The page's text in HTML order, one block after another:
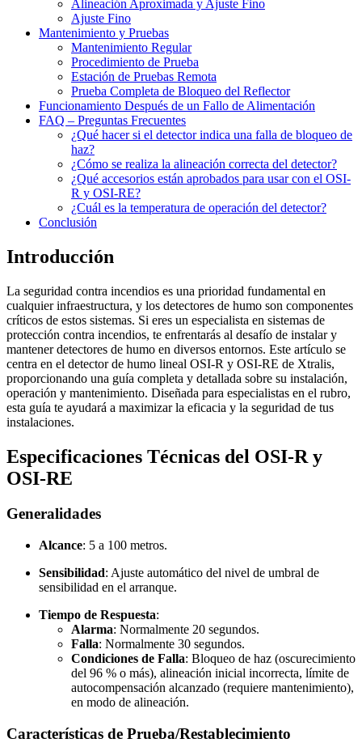
Alineación Aproximada y Ajuste Fino
Ajuste Fino
Mantenimiento y Pruebas
Mantenimiento Regular
Procedimiento de Prueba
Estación de Pruebas Remota
Prueba Completa de Bloqueo del Reflector
Funcionamiento Después de un Fallo de Alimentación
FAQ – Preguntas Frecuentes
¿Qué hacer si el detector indica una falla de bloqueo de
haz?
¿Cómo se realiza la alineación correcta del detector?
¿Qué accesorios están aprobados para usar con el OSI-
R y OSI-RE?
¿Cuál es la temperatura de operación del detector?
Conclusión
Introducción
La seguridad contra incendios es una prioridad fundamental en
cualquier infraestructura, y los detectores de humo son componentes
críticos de estos sistemas. Si eres un especialista en sistemas de
protección contra incendios, te enfrentarás al desafío de instalar y
mantener detectores de humo en diversos entornos. Este artículo se
centra en el detector de humo lineal OSI-R y OSI-RE de Xtralis,
proporcionando una guía completa y detallada sobre su instalación,
operación y mantenimiento. Diseñada para especialistas en el rubro,
esta guía te ayudará a maximizar la eficacia y la seguridad de tus
instalaciones.
Especificaciones Técnicas del OSI-R y
OSI-RE
Generalidades
Alcance: 5 a 100 metros.
Sensibilidad: Ajuste automático del nivel de umbral de
sensibilidad en el arranque.
Tiempo de Respuesta:
Alarma: Normalmente 20 segundos.
Falla: Normalmente 30 segundos.
Condiciones de Falla: Bloqueo de haz (oscurecimiento
del 96 % o más), alineación inicial incorrecta, límite de
autocompensación alcanzado (requiere mantenimiento),
en modo de alineación.
Características de Prueba/Restablecimiento